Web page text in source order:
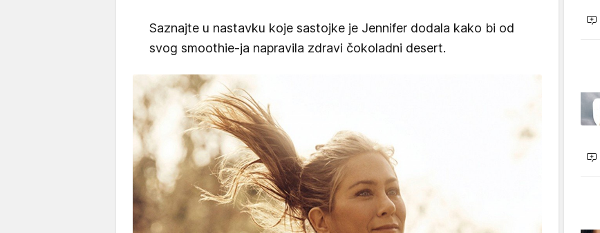
Saznajte u nastavku koje sastojke je Jennifer dodala kako bi od
svog smoothie-ja napravila zdravi čokoladni desert.